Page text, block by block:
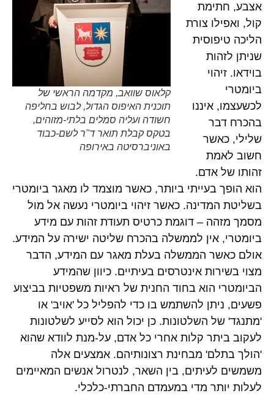
קלאוס שוואב, מקדמה הראשי של
תוכנית האיפוס הגדול, לבוש בחליפה
חשודה ועליה סמלים בלתי-מזוהים,
בטקס קבלת תואר ד"ר לשם-כבוד
באוניברסיטה באירופה
אצבע, חתימת
קול, ואפילו צורת
הליכה טיפוסית
שניתן לזהות
בוידאו. זיהוי
ביומטרי
לכשעצמו, איננו
בהכרח דבר
שלילי, כאשר
חשוב לאמת
זהותו של אדם.
הוא הופך בעייתי ביותר, כאשר מוצמד לו מאגר ביומטרי
בשליטת המדינה. כאשר זיהוי ביומטרי נעשה אל מול
מסמך מזהה – דוגמת כרטיס תעודת זהות עם מידע
ביומטרי, אין לממשלה בהכרח שליטה ישירה על המידע.
אולם כאשר הממשלה בעלת מאגר עם המידע, הדבר
מצוי בשירות אינטרסים בעיתיים. כיוון שהמידע
הביומטרי הוא בחוד החנית של ראיות משפטיות בביצוע
פשעים, ניתן להשתמש בו כדי להפליל כל 'אויב' או
'מתנגד' של השלטונות. כן יכול הוא לסייע לשלטונות
לעקוב ביתר קלות אחרי כל אדם, על-מנת לוודא שהוא
'הולך בתלם' מבחינת רצונותיהם. אמצעים אלה
משמשים לעיתים, בין השאר, לנטרול אנשים המאיימים
לעלות יותר מדי במעמדם החברתי-כלכלי.